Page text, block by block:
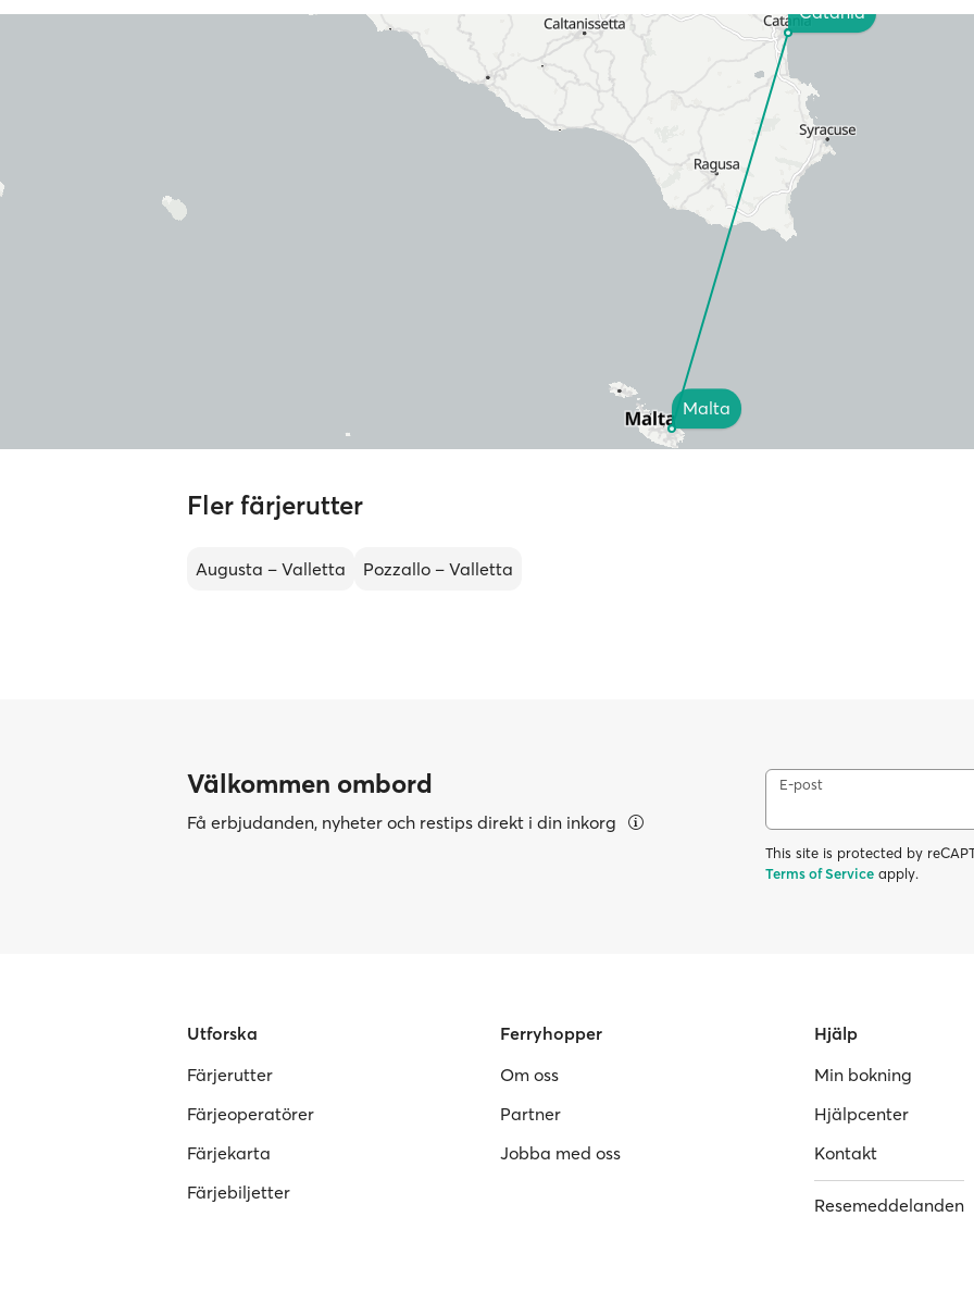
Catania
Malta
Fler färjerutter
Augusta – Valletta Pozzallo – Valletta
Välkommen ombord
Få erbjudanden, nyheter och restips direkt i din inkorg
E-post
This site is protected by
Terms of Service apply.
Utforska
Färjerutter
Färjeoperatörer
Färjekarta
Färjebiljetter
Ferryhopper
Om oss
Partner
Jobba med oss
Hjälp
Min bokning
Hjälpcenter
Kontakt
Resemeddelanden